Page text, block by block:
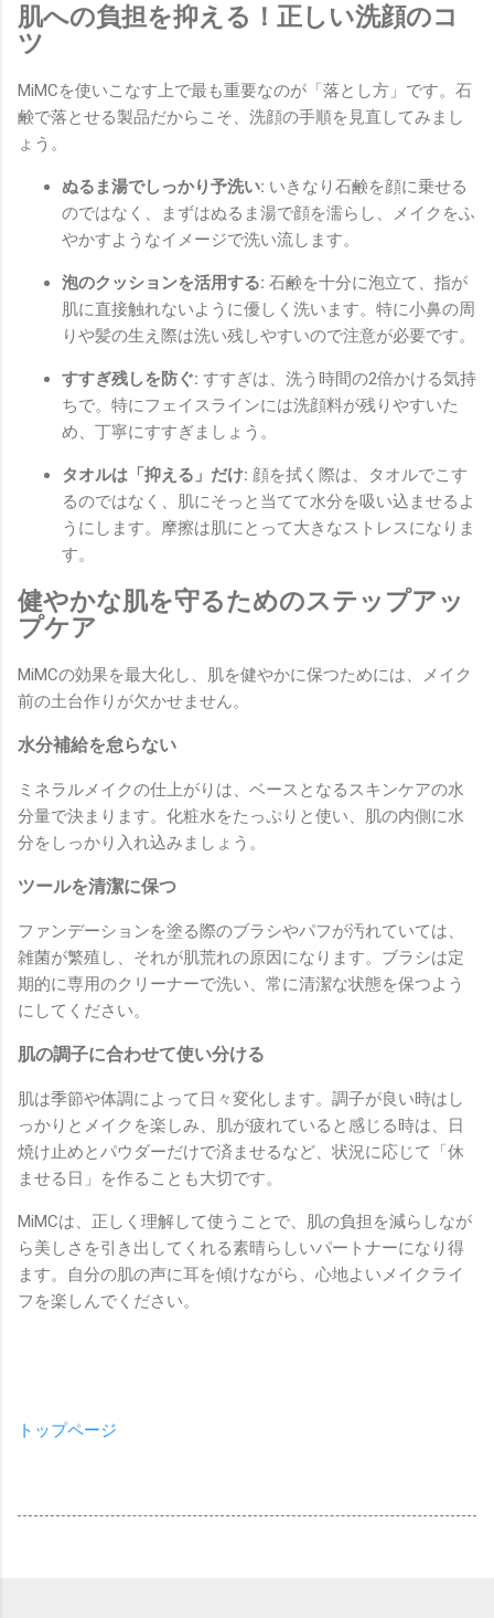
肌への負担を抑える！正しい洗顔のコ
ツ
MiMCを使いこなす上で最も重要なのが「落とし方」です。石
鹸で落とせる製品だからこそ、洗顔の手順を見直してみまし
ょう。
ぬるま湯でしっかり予洗い: いきなり石鹸を顔に乗せる
のではなく、まずはぬるま湯で顔を濡らし、メイクをふ
やかすようなイメージで洗い流します。
泡のクッションを活用する: 石鹸を十分に泡立て、指が
肌に直接触れないように優しく洗います。特に小鼻の周
りや髪の生え際は洗い残しやすいので注意が必要です。
すすぎ残しを防ぐ: すすぎは、洗う時間の2倍かける気持
ちで。特にフェイスラインには洗顔料が残りやすいた
め、丁寧にすすぎましょう。
タオルは「抑える」だけ: 顔を拭く際は、タオルでこす
るのではなく、肌にそっと当てて水分を吸い込ませるよ
うにします。摩擦は肌にとって大きなストレスになりま
す。
健やかな肌を守るためのステップアッ
プケア
MiMCの効果を最大化し、肌を健やかに保つためには、メイク
前の土台作りが欠かせません。
水分補給を怠らない
ミネラルメイクの仕上がりは、ベースとなるスキンケアの水
分量で決まります。化粧水をたっぷりと使い、肌の内側に水
分をしっかり入れ込みましょう。
ツールを清潔に保つ
ファンデーションを塗る際のブラシやパフが汚れていては、
雑菌が繁殖し、それが肌荒れの原因になります。ブラシは定
期的に専用のクリーナーで洗い、常に清潔な状態を保つよう
にしてください。
肌の調子に合わせて使い分ける
肌は季節や体調によって日々変化します。調子が良い時はし
っかりとメイクを楽しみ、肌が疲れていると感じる時は、日
焼け止めとパウダーだけで済ませるなど、状況に応じて「休
ませる日」を作ることも大切です。
MiMCは、正しく理解して使うことで、肌の負担を減らしなが
ら美しさを引き出してくれる素晴らしいパートナーになり得
ます。自分の肌の声に耳を傾けながら、心地よいメイクライ
フを楽しんでください。
トップページ